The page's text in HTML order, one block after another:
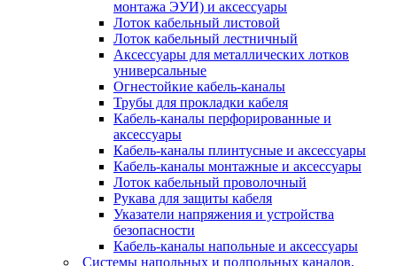
монтажа ЭУИ) и аксессуары
Лоток кабельный листовой
Лоток кабельный лестничный
Аксессуары для металлических лотков
универсальные
Огнестойкие кабель-каналы
Трубы для прокладки кабеля
Кабель-каналы перфорированные и
аксессуары
Кабель-каналы плинтусные и аксессуары
Кабель-каналы монтажные и аксессуары
Лоток кабельный проволочный
Рукава для защиты кабеля
Указатели напряжения и устройства
безопасности
Кабель-каналы напольные и аксессуары
Системы напольных и подпольных каналов,